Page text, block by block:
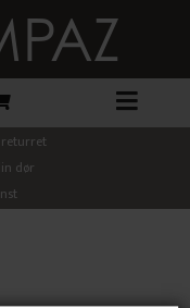
dør